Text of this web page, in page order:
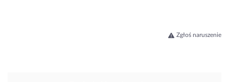
Zgłoś naruszenie